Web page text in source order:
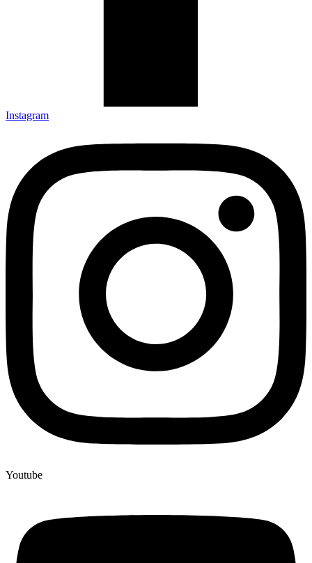
Instagram
Youtube